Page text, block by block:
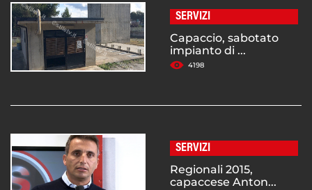
SERVIZI
Capaccio, sabotato
impianto di ...
4198
SERVIZI
Regionali 2015,
capaccese Anton...